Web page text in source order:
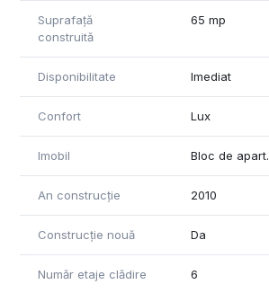
Suprafață
construită
65 mp
Disponibilitate Imediat
Confort Lux
Imobil Bloc de apart.
An construcție 2010
Construcție nouă Da
Număr etaje clădire 6